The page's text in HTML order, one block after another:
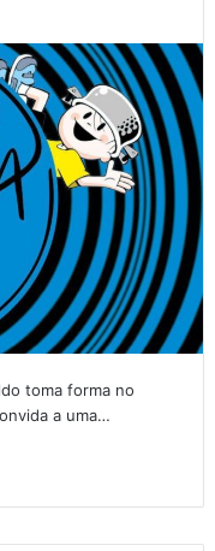
toma forma no
a uma…